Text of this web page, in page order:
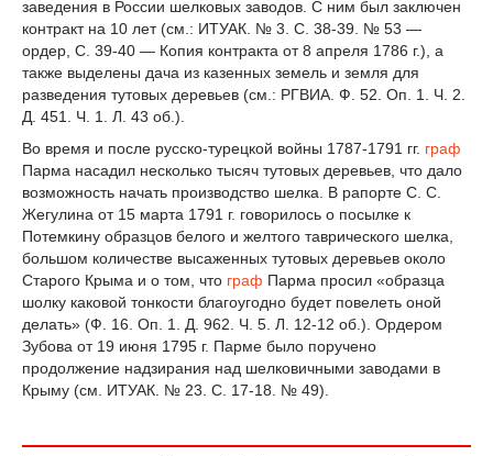
заведения в России шелковых заводов. С ним был заключен
контракт на 10 лет (см.: ИТУАК. № 3. С. 38-39. № 53 —
ордер, С. 39-40 — Копия контракта от 8 апреля 1786 г.), а
также выделены дача из казенных земель и земля для
разведения тутовых деревьев (см.: РГВИА. Ф. 52. Оп. 1. Ч. 2.
Д. 451. Ч. 1. Л. 43 об.).
Во время и после русско-турецкой войны 1787-1791 гг. граф
Парма насадил несколько тысяч тутовых деревьев, что дало
возможность начать производство шелка. В рапорте С. С.
Жегулина от 15 марта 1791 г. говорилось о посылке к
Потемкину образцов белого и желтого таврического шелка,
большом количестве высаженных тутовых деревьев около
Старого Крыма и о том, что граф Парма просил «образца
шолку каковой тонкости благоугодно будет повелеть оной
делать» (Ф. 16. Оп. 1. Д. 962. Ч. 5. Л. 12-12 об.). Ордером
Зубова от 19 июня 1795 г. Парме было поручено
продолжение надзирания над шелковичными заводами в
Крыму (см. ИТУАК. № 23. С. 17-18. № 49).